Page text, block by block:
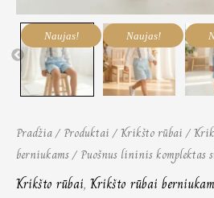
Naujas! Naujas!
Pradžia/ Produktai/Krikšto rūbai/
berniukams/ Puošnus lininis
Krikšto rūbai, Krikšto rūbai